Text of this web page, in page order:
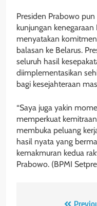
Presiden Prabowo
kunjungan
menyatakan
balasan ke Belarus.
seluruh hasil
diimplementasikan
bagi kesejahteraan
“Saya juga yakin
memperkuat
membuka peluang
hasil nyata yang
kemakmuran kedua
Prabowo. (BPMI